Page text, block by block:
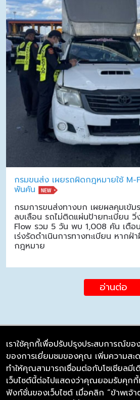
กรมขนส่ง เผยรถผิดกฎหมายใช้ M-
พันคัน
กรมการขนส่งทางบก เผยผลคุมเข้
ลบเลือน รถไม่ติดแผ่นป้ายทะเบียน
Flow รวม 5 วัน พบ 1,008 คัน เตือ
เร่งรัดดำเนินการทางทะเบียน หาก
กฎหมาย
อ่านต่อ
บริษัท ซิมลิงค์ จำกัด
98/226 Bangrakyai-Baanmai Road,
Bangyai, Nonthaburi 11140
เราใช้คุกกี้เพื่อปรับปรุงประสบการณ์ขอ
ของการเยี่ยมชมของคุณ เพิ่มความสะ
ทำให้คุณสามารถเชื่อมต่อกับโซเชียลมี
เว็บไซต์นี้ต่อไปแสดงว่าคุณยอมรับคุกกี้
ฟังก์ชั่นของเว็บไซต์ เมื่อคลิก “ข้าพเจ้